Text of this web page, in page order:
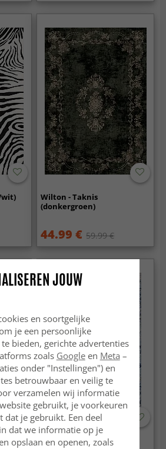
wit)
Wilton - Taknis
(donkergroen)
44.99 € 59.99 €
Wilton - Denizli (blauw)
JOUW
en soortgelijke
je een persoonlijke
bieden, gerichte advertenties
zoals Googleen Meta –
onder "Instellingen") en
betrouwbaar en veilig te
verzamelen wij informatie
gebruikt, je voorkeuren
dat je gebruikt. Een deel
dat we informatie op je
opslaan en openen, zoals